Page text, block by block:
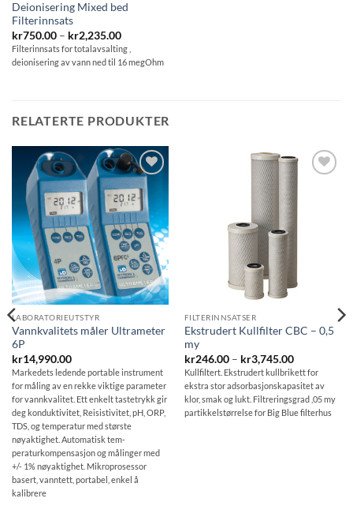
Deionisering Mixed bed
Filterinnsats
kr750.00 – kr2,235.00Prisområde:
kr750.00
til
kr2,235.00
Filterinnsats for totalavsalting ,
deionisering av vann ned til 16 megOhm
RELATERTE PRODUKTER
Be
om
pris
LABORATORIEUTSTYR
Vannkvalitets måler Ultrameter
6P
kr14,990.00
Markedets ledende portable instrument
for måling av en rekke viktige parameter
for vannkvalitet. Ett enkelt tastetrykk gir
deg konduktivitet, Reisistivitet, pH, ORP,
TDS, og temperatur med største
nøyaktighet. Automatisk tem-
peraturkompensasjon og målinger med
+/- 1% nøyaktighet. Mikroprosessor
basert, vanntett, portabel, enkel å
kalibrere
FILTERINNSATSER
Ekstrudert Kullfilter CBC – 0,5
my
kr246.00 – kr3,745.00Prisområde:
kr246.00
til
kr3,745.00
Kullfiltert. Ekstrudert kullbrikett for
ekstra stor adsorbasjonskapasitet av
klor, smak og lukt. Filtreringsgrad ,05 my
partikkelstørrelse for Big Blue filterhus